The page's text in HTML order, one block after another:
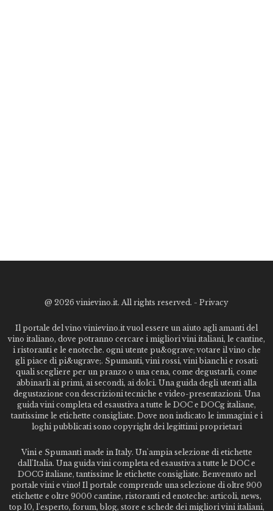
@ 2026 vinievino.it. All rights reserved. - Privacy
Il portale del vino vinievino.it vuol essere un aiuto agli amanti del
vino italiano, dove potranno cercare i migliori vini italiani, le cantine,
i ristoranti e le enoteche. ogni utente pu&ograve; votare il vino che
gli piace di pi&ugrave;. Spumanti, vini rossi, vini bianchi e rosati:
quali scegliere per un pranzo o una cena, come degustarli, come
abbinarli ai primi, ai secondi, ai dolci. Una guida degli utenti alla
degustazione con descrizioni tecniche e video-presentazioni. Una
guida vini completa ed esaustiva a tutte le DOC e DOCg italiane,
tantissime le etichette consigliate. Dove non indicato le immagini e i
loghi pubblicati sono copyright dei legittimi proprietari
Vini e Spumanti made in Italy. Un'ampia selezione di etichette
dall'Italia. Una guida vini completa ed esaustiva a tutte le DOC e
DOCG italiane, tantissime le etichette consigliate. Benvenuto nel
portale vini e vino! Il portale comprende una selezione di oltre 900
etichette e oltre 9000 cantine, ristoranti ed enoteche: articoli, news,
top 10, l'esperto, forum, blog, store e schede dei migliori vini italiani,